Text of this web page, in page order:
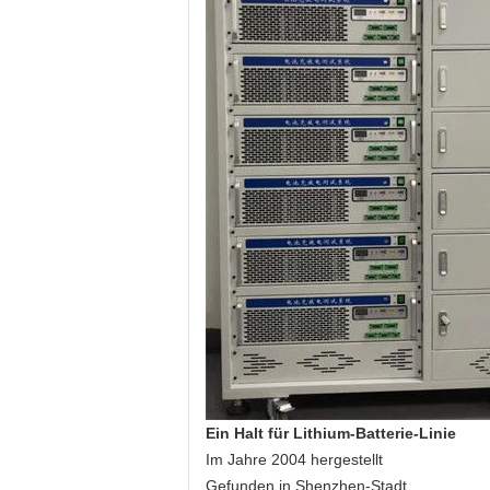
Ein Halt für Lithium-Batterie-Linie
Im Jahre 2004 hergestellt
Gefunden in Shenzhen-Stadt